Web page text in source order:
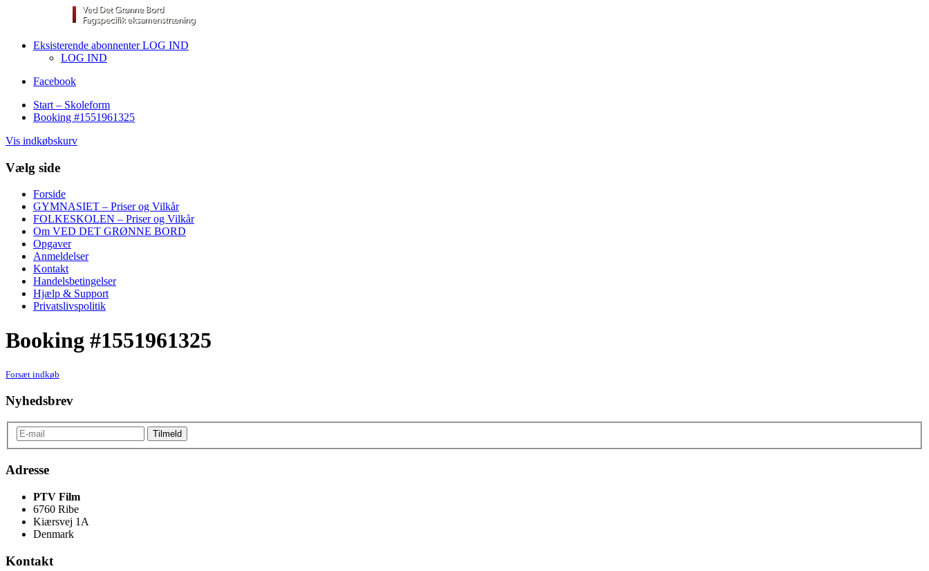
Eksisterende abonnenter LOG IND
LOG IND
Facebook
Start – Skoleform
Booking #1551961325
Vis indkøbskurv
Vælg side
Forside
GYMNASIET – Priser og Vilkår
FOLKESKOLEN – Priser og Vilkår
Om VED DET GRØNNE BORD
Opgaver
Anmeldelser
Kontakt
Handelsbetingelser
Hjælp & Support
Privatslivspolitik
Booking #1551961325
Forsæt indkøb
Nyhedsbrev
Adresse
PTV Film
6760 Ribe
Kiærsvej 1A
Denmark
Kontakt